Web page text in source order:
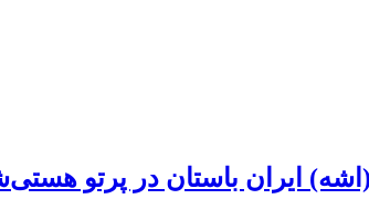
(اشه) ایران باستان در پرتو